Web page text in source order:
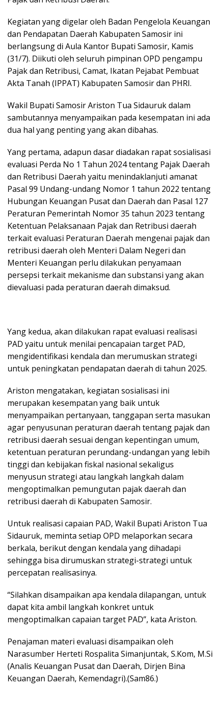
Kegiatan yang digelar oleh Badan Pengelola Keuangan
dan Pendapatan Daerah Kabupaten Samosir ini
berlangsung di Aula Kantor Bupati Samosir, Kamis
(31/7). Diikuti oleh seluruh pimpinan OPD pengampu
Pajak dan Retribusi, Camat, Ikatan Pejabat Pembuat
Akta Tanah (IPPAT) Kabupaten Samosir dan PHRI.
Wakil Bupati Samosir Ariston Tua Sidauruk dalam
sambutannya menyampaikan pada kesempatan ini ada
dua hal yang penting yang akan dibahas.
Yang pertama, adapun dasar diadakan rapat sosialisasi
evaluasi Perda No 1 Tahun 2024 tentang Pajak Daerah
dan Retribusi Daerah yaitu menindaklanjuti amanat
Pasal 99 Undang-undang Nomor 1 tahun 2022 tentang
Hubungan Keuangan Pusat dan Daerah dan Pasal 127
Peraturan Pemerintah Nomor 35 tahun 2023 tentang
Ketentuan Pelaksanaan Pajak dan Retribusi daerah
terkait evaluasi Peraturan Daerah mengenai pajak dan
retribusi daerah oleh Menteri Dalam Negeri dan
Menteri Keuangan perlu dilakukan penyamaan
persepsi terkait mekanisme dan substansi yang akan
dievaluasi pada peraturan daerah dimaksud.
Yang kedua, akan dilakukan rapat evaluasi realisasi
PAD yaitu untuk menilai pencapaian target PAD,
mengidentifikasi kendala dan merumuskan strategi
untuk peningkatan pendapatan daerah di tahun 2025.
Ariston mengatakan, kegiatan sosialisasi ini
merupakan kesempatan yang baik untuk
menyampaikan pertanyaan, tanggapan serta masukan
agar penyusunan peraturan daerah tentang pajak dan
retribusi daerah sesuai dengan kepentingan umum,
ketentuan peraturan perundang-undangan yang lebih
tinggi dan kebijakan fiskal nasional sekaligus
menyusun strategi atau langkah langkah dalam
mengoptimalkan pemungutan pajak daerah dan
retribusi daerah di Kabupaten Samosir.
Untuk realisasi capaian PAD, Wakil Bupati Ariston Tua
Sidauruk, meminta setiap OPD melaporkan secara
berkala, berikut dengan kendala yang dihadapi
sehingga bisa dirumuskan strategi-strategi untuk
percepatan realisasinya.
“Silahkan disampaikan apa kendala dilapangan, untuk
dapat kita ambil langkah konkret untuk
mengoptimalkan capaian target PAD”, kata Ariston.
Penajaman materi evaluasi disampaikan oleh
Narasumber Herteti Rospalita Simanjuntak, S.Kom, M.Si
(Analis Keuangan Pusat dan Daerah, Dirjen Bina
Keuangan Daerah, Kemendagri).(Sam86.)